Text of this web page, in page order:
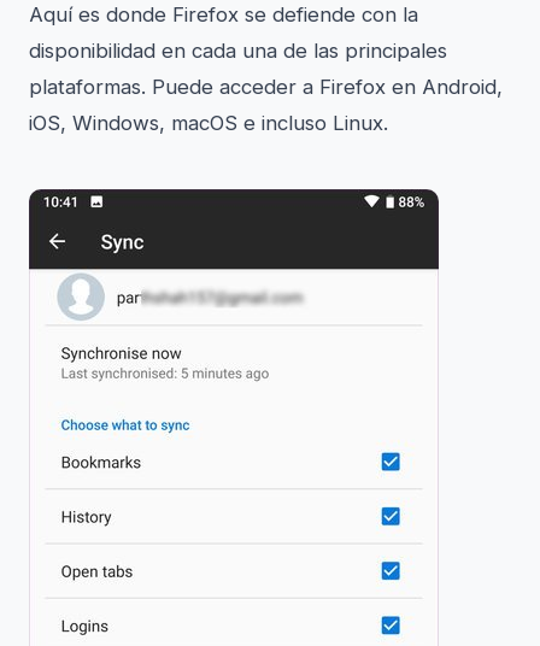
Aquí es donde Firefox se defiende con la
disponibilidad en cada una de las principales
plataformas. Puede acceder a Firefox en Android,
iOS, Windows, macOS e incluso Linux.